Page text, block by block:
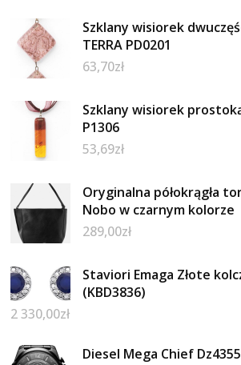
Szklany wisiorek
TERRA PD0201
63,70zł
Szklany wisiorek
P1306
53,69zł
Oryginalna półokrągła
Nobo w czarnym kolorze
289,00zł
Staviori Emaga Złote
(KBD3836)
2 330,00zł
Diesel Mega Chief Dz4355